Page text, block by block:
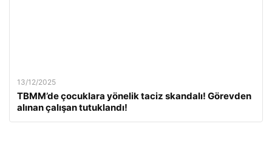
13/12/2025
TBMM’de çocuklara yönelik taciz skandalı! Görevden
alınan çalışan tutuklandı!